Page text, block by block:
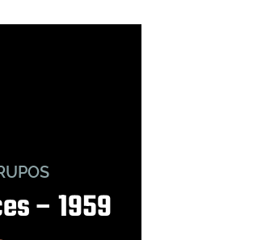
– 1959